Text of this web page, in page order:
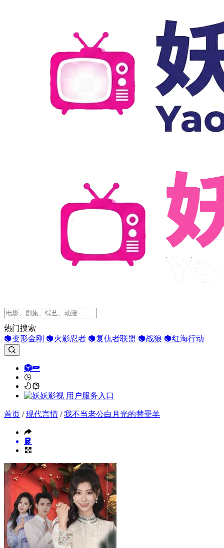
热门搜索
变形金刚
火影忍者 复仇者联盟 战狼 红海行动
首页 /现代言情 /我不当老公白月光的替罪羊